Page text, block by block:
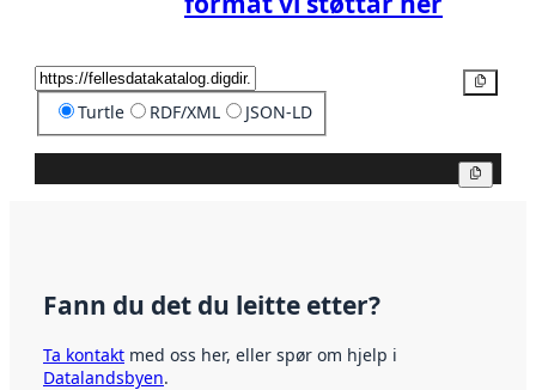
Turtle RDF/XML JSON-LD
Fann du det du leitte etter?
Ta kontakt med oss her, eller spør om hjelp i
Datalandsbyen.